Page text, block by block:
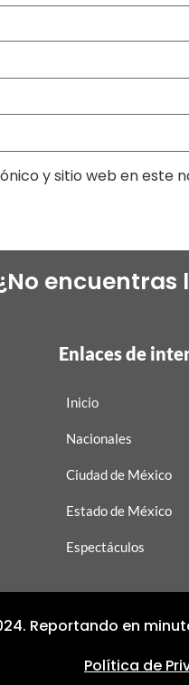
y sitio web en este
encuentras
Enlaces de
Inicio
Nacionales
Ciudad de México
Estado de México
Espectáculos
Reportando en
Política de